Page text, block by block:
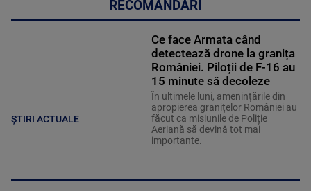
RECOMANDĂRI
ȘTIRI ACTUALE
Ce face Armata când
detectează drone la granița
României. Piloții de F-16 au
15 minute să decoleze
În ultimele luni, amenințările din
apropierea granițelor României au
făcut ca misiunile de Poliție
Aeriană să devină tot mai
importante.